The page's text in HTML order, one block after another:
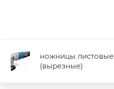
ножницы листовые
(вырезные)